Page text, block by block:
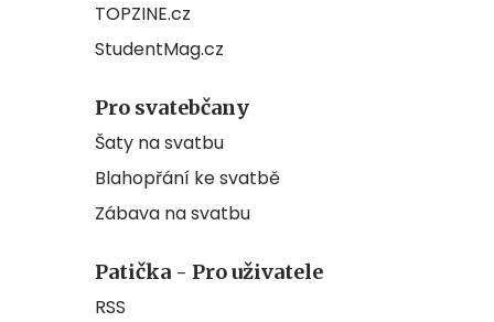
TOPZINE.cz
StudentMag.cz
Pro svatebčany
Šaty na svatbu
Blahopřání ke svatbě
Zábava na svatbu
Patička - Pro uživatele
RSS